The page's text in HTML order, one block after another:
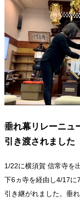
垂れ幕リレーニュ
引き渡されました
1/22に横須賀 信常寺を
下6ヵ寺を経由し4/17に
引き継がれました。垂れ